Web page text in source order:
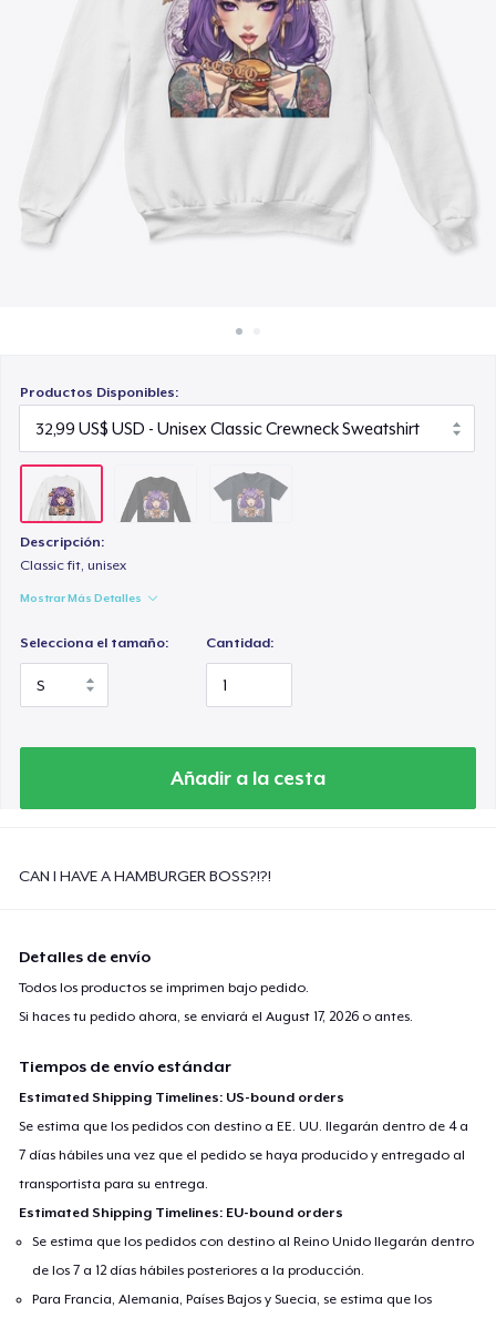
Venda en todas partes
Venda lo que sea
Productos Disponibles:
Descripción:
Classic fit, unisex
Mostrar Más Detalles
Selecciona el tamaño: Cantidad:
Añadir a la cesta
CAN I HAVE A HAMBURGER BOSS?!?!
Detalles de envío
Todos los productos se imprimen bajo pedido.
Si haces tu pedido ahora, se enviará elAugust 17, 2026 o antes.
Tiempos de envío estándar
Estimated Shipping Timelines: US-bound orders
Se estima que los pedidos con destino a EE. UU. llegarán dentro de 4 a
7 días hábiles una vez que el pedido se haya producido y entregado al
transportista para su entrega.
Estimated Shipping Timelines: EU-bound orders
Se estima que los pedidos con destino al Reino Unido llegarán dentro
de los 7 a 12 días hábiles posteriores a la producción.
Para Francia, Alemania, Países Bajos y Suecia, se estima que los
24,99 US$